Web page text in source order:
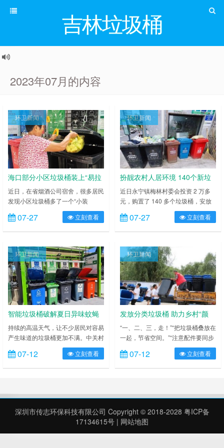
吉林垃圾桶
2023年07月的内容
环卫新闻
海口部分小区垃圾桶装上“易拉
环”
近日，在省烟酒公司宿舍，很多居民
发现小区垃圾桶多了一个“小装
置”——吊环滑动拉手，方便又卫
生，居民们对此纷纷点赞。 据了
解，按照全国文明城市创建相关要
垃圾的异味散发出来。但在垃圾分类
督导员日常巡查中发现，不少居民不
愿意碰垃圾桶盖，要是碰巧哪个垃圾
桶桶盖没合上，垃圾全往这只桶里
塞，其他桶里则很少投放，或者直接
将垃圾放在垃圾桶旁……
07-27 立刻查看
环卫新闻
扮靓农村人居环境 140个新垃
圾桶“上岗”
近日永宁镇梅林村委会投资 2 万多
元，购置了 140 多个垃圾桶，安放
在公路边、菜市场等公共场所，方便
村民投放垃圾，营造洁净美丽宜居环
境。 据梅林村党委书记、村委会主
淋、垃圾渗滤液腐蚀以及人为因素等
影响，村里部分垃圾桶受到不同程度
破损。夏季来临，为避免出现蚊虫满
天飞、气味刺鼻等现象，梅林村委会
采购了垃圾桶，对村间部分点位的垃
圾桶……
07-27 立刻查看
环卫新闻
智能垃圾桶破解夏日异味蚊蝇
难题
持续的高温天气，让不少居民对容易
产生味道的垃圾桶更加不满。中关村
街道希格玛公寓小区为此新增了两套
科技感满满的智能垃圾除臭设备，有
人靠近垃圾桶扔垃圾时，垃圾桶盖会
放更积极了。 走进希格玛公寓小
区，干净整洁的垃圾分类站里，5 个
不同颜色的垃圾桶一字排开，扔垃圾
的居民靠近桶站，一排桶盖在拉绳的
07-12 立刻查看
环卫新闻
发放分类垃圾桶 助力乡村“颜
值”再提升
“一、二、三，走！”“把垃圾桶叠放在
一起，节省空间。”“注意配件要同步
放好！”夏日炎炎，九庄镇垃圾桶分
发现场一派热闹场景，数名志愿者正
忙着把垃圾桶往大货车上搬运，帮助
前全镇共设置有垃圾亭 167 个，但
由于村民组数多、人员流动性大，垃
圾分类设施无法做到辖区全覆盖。为
此，九庄镇根据前期摸排统计……
07-12 立刻查看
深圳市传志环保科技有限公司 Copyright © 2018-2028 粤ICP备
17134615号 | 网站地图